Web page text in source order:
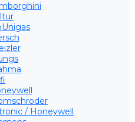
/ Honeywell